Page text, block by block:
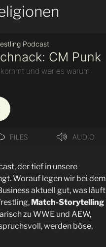
der tief in unsere
Worauf legen wir bei dem
aktuell gut, was läuft
Match-Storytelling
zu WWE und AEW,
werden böse,